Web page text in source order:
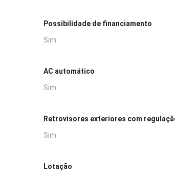
Possibilidade de financiamento
Sim
AC automático
Sim
Retrovisores exteriores com
Sim
Lotação